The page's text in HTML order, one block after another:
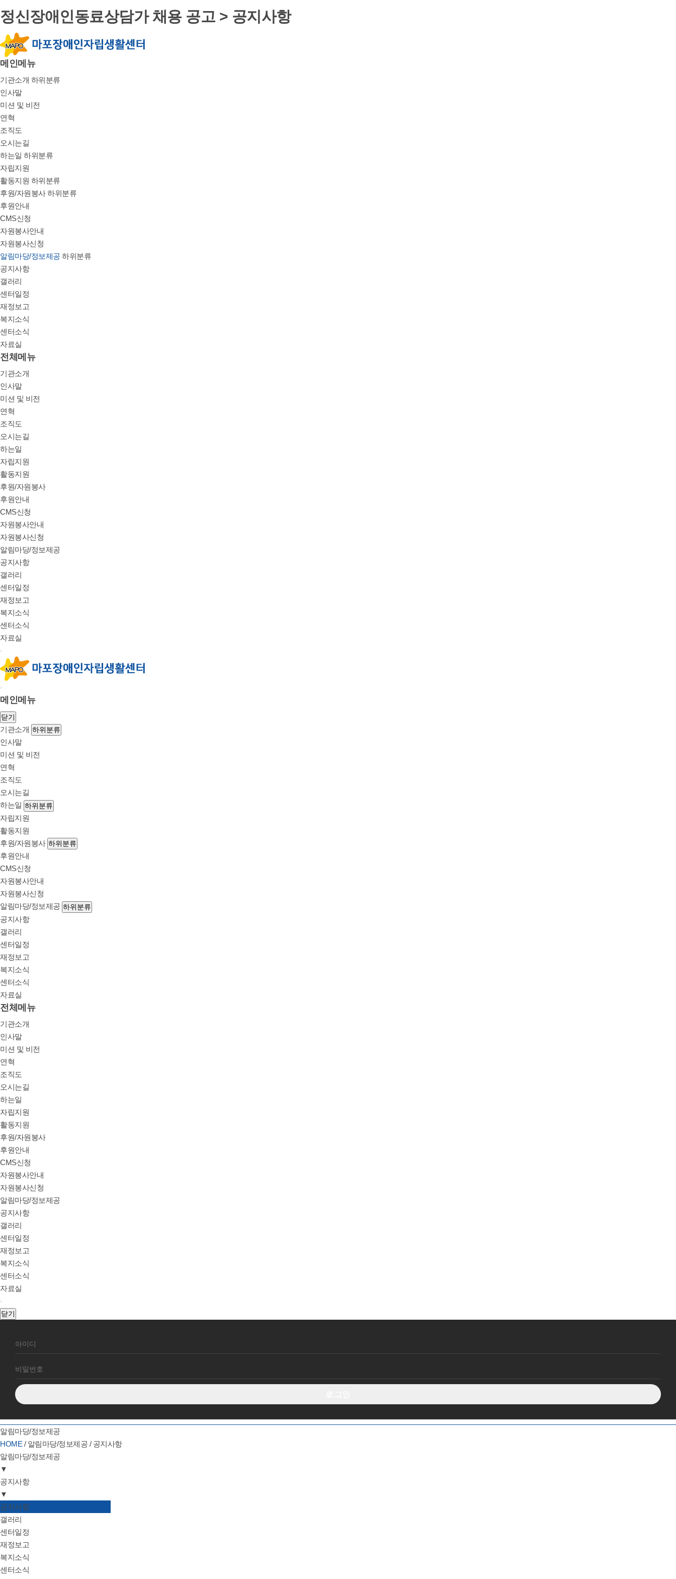
정신장애인동료상담가 채용 공고 > 공지사항
메인메뉴
기관소개 하위분류
인사말
미션 및 비전
연혁
조직도
오시는길
하는일 하위분류
자립지원
활동지원 하위분류
후원/자원봉사하위분류
후원안내
CMS신청
자원봉사안내
자원봉사신청
알림마당/정보제공 하위분류
공지사항
갤러리
센터일정
재정보고
복지소식
센터소식
자료실
전체메뉴
기관소개
인사말
미션 및 비전
연혁
조직도
오시는길
하는일
자립지원
활동지원
후원/자원봉사
후원안내
CMS신청
자원봉사안내
자원봉사신청
알림마당/정보제공
공지사항
갤러리
센터일정
재정보고
복지소식
센터소식
자료실
메인메뉴
닫기
기관소개 하위분류
인사말
미션 및 비전
연혁
조직도
오시는길
하는일 하위분류
자립지원
활동지원
후원/자원봉사 하위분류
후원안내
CMS신청
자원봉사안내
자원봉사신청
알림마당/정보제공 하위분류
공지사항
갤러리
센터일정
재정보고
복지소식
센터소식
자료실
전체메뉴
기관소개
인사말
미션 및 비전
연혁
조직도
오시는길
하는일
자립지원
활동지원
후원/자원봉사
후원안내
CMS신청
자원봉사안내
자원봉사신청
알림마당/정보제공
공지사항
갤러리
센터일정
재정보고
복지소식
센터소식
자료실
닫기
알림마당/정보제공
HOME / 알림마당/정보제공 / 공지사항
알림마당/정보제공
▼
기관소개
하는일
후원/자원봉사
알림마당/정보제공
공지사항
▼
공지사항
갤러리
센터일정
재정보고
복지소식
센터소식
공지사항
갤러리
센터일정
재정보고
복지소식
센터소식